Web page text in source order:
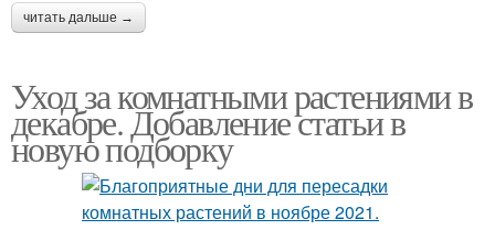
читать дальше →
Уход за комнатными растениями в
декабре. Добавление статьи в
новую подборку